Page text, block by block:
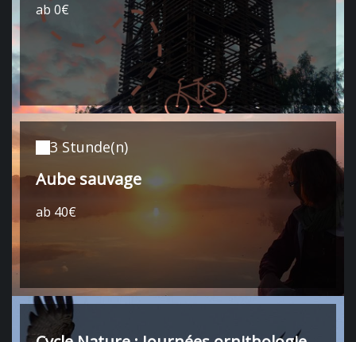
ab 0€
3 Stunde(n)
Aube sauvage
ab 40€